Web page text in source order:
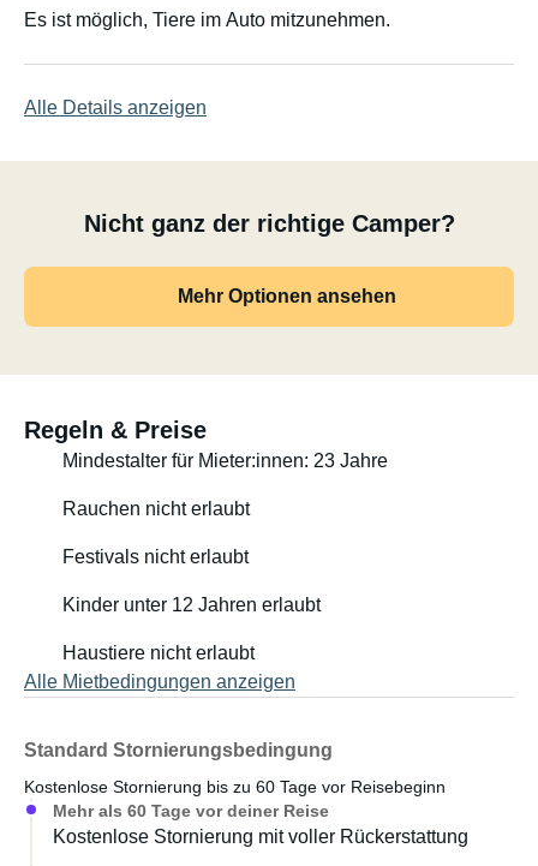
Es ist möglich, Tiere im Auto mitzunehmen.
Alle Details anzeigen
Nicht ganz der richtige Camper?
Mehr Optionen ansehen
Regeln & Preise
Mindestalter für Mieter:innen: 23 Jahre
Rauchen nicht erlaubt
Festivals nicht erlaubt
Kinder unter 12 Jahren erlaubt
Haustiere nicht erlaubt
Alle Mietbedingungen anzeigen
Standard Stornierungsbedingung
Kostenlose Stornierung bis zu 60 Tage vor Reisebeginn
Mehr als 60 Tage vor deiner Reise
Kostenlose Stornierung mit voller Rückerstattung